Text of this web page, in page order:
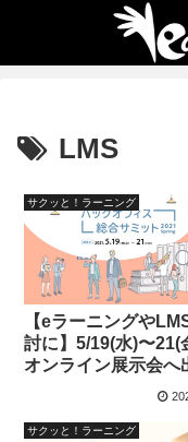
LMS
サクッと！ラーニング
【eラーニングや
討に】5/19(水)〜21(
オンライン展示会へ
サクッと！ラーニング